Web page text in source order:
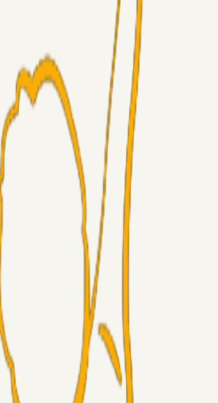
Horsens kampen.
aug. 2026
Skaktræk Mod En Utålmodig
aug. 2026
for samlet 6 mio Euro